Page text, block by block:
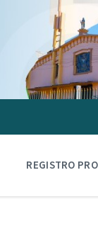
REGISTRO